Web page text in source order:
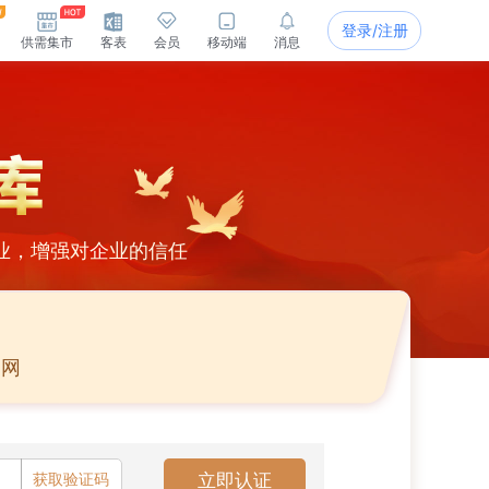
供需集市 客表 会员 移动端 消息
登录/注册
，增强对企业的信任
获取验证码 立即认证